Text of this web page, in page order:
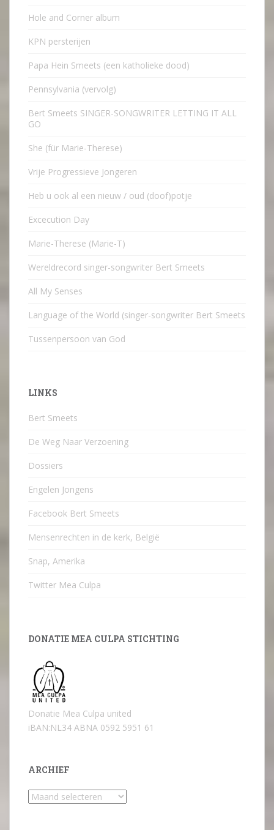
Hole and Corner album
KPN persterijen
Papa Hein Smeets (een katholieke dood)
Pennsylvania (vervolg)
Bert Smeets SINGER-SONGWRITER LETTING IT ALL
GO
She (für Marie-Therese)
Vrije Progressieve Jongeren
Heb u ook al een nieuw / oud (doof)potje
Excecution Day
Marie-Therese (Marie-T)
Wereldrecord singer-songwriter Bert Smeets
All My Senses
Language of the World (singer-songwriter Bert Smeets
Tussenpersoon van God
LINKS
Bert Smeets
De Weg Naar Verzoening
Dossiers
Engelen Jongens
Facebook Bert Smeets
Mensenrechten in de kerk, België
Snap, Amerika
Twitter Mea Culpa
DONATIE MEA CULPA STICHTING
Donatie Mea Culpa united
iBAN:NL34 ABNA 0592 5951 61
ARCHIEF
Archief